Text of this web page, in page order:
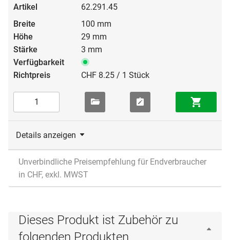
62.291.45
100 mm
29 mm
3 mm
CHF 8.25 / 1 Stück
Details anzeigen
Unverbindliche Preisempfehlung für Endverbraucher
in CHF, exkl. MWST
Dieses Produkt ist Zubehör zu
folgenden Produkten